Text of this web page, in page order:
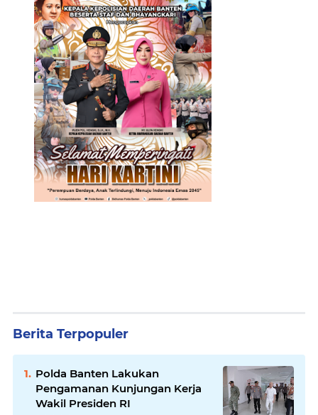
Berita Terpopuler
Polda Banten Lakukan
Pengamanan Kunjungan Kerja
Wakil Presiden RI